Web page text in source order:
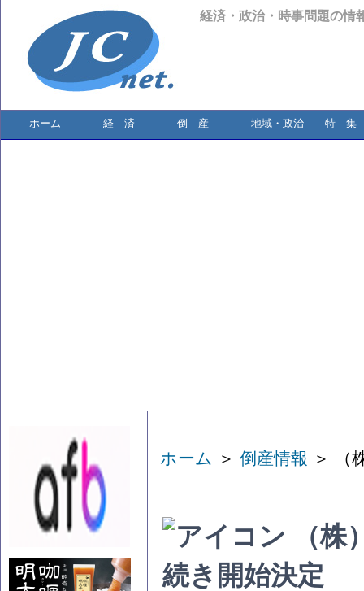
経済・政治・時事問題の情
ホーム 経 済 倒 産 地域・政治 特 集
ホーム ＞ 倒産情報 ＞ （
（株
続き開始決定